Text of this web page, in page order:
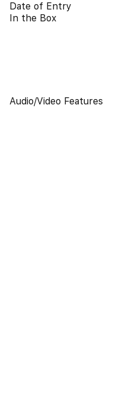
Date of Entry
In the Box
Audio/Video Features